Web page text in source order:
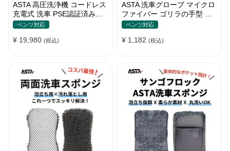
ASTA 高圧洗浄機 コードレス
充電式 洗車 PSE認証済み
13Lバケツ一体型 折りたたみ
360度回転ノズル トリガーガ
キャスター付属 水道接続不要
多機能コンパクト収納
ベンツ対応
¥ 19,980 (税込)
ASTA 洗車グローブ マイクロ
ファイバー ゴリラの手型 ス
ポンジ ボディー用 傷防止 吸
イク 洗車グッズ 掃除 手袋型
ベンツ対応
¥ 1,182 (税込)